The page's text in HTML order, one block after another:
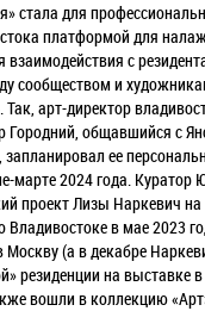
стала для
платформой для
взаимодействия с
сообществом и
Так, арт-директор
Городний, общавшийся с
запланировал ее
марте 2024 года.
проект Лизы Наркевич
Владивостоке в мае 2023
Москву (а в декабре
резиденции на выставке
вошли в коллекцию